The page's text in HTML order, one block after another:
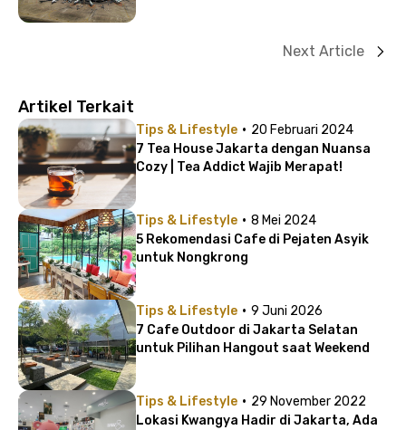
Next Article
Artikel Terkait
Tips & Lifestyle · 20 Februari 2024
7 Tea House Jakarta dengan Nuansa
Cozy | Tea Addict Wajib Merapat!
Tips & Lifestyle · 8 Mei 2024
5 Rekomendasi Cafe di Pejaten Asyik
untuk Nongkrong
Tips & Lifestyle · 9 Juni 2026
7 Cafe Outdoor di Jakarta Selatan
untuk Pilihan Hangout saat Weekend
Tips & Lifestyle · 29 November 2022
Lokasi Kwangya Hadir di Jakarta, Ada